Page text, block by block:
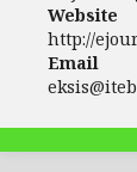
Website
http://
Email